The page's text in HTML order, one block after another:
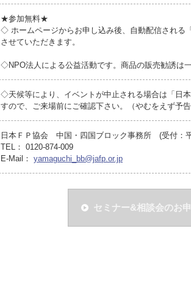
★参加無料★
◇ ホームページからお申し込み後、自動配信される
させていただきます。
◇NPO法人による公益活動です。商品の販売勧誘は一
◇天候等により、イベントが中止される場合は「日
すので、ご来場前にご確認下さい。（やむをえず予
日本ＦＰ協会 中国・四国ブロック事務所 (受付：平
TEL： 0120-874-009
E-Mail： yamaguchi_bb@jafp.or.jp
セミナー&相談会のお